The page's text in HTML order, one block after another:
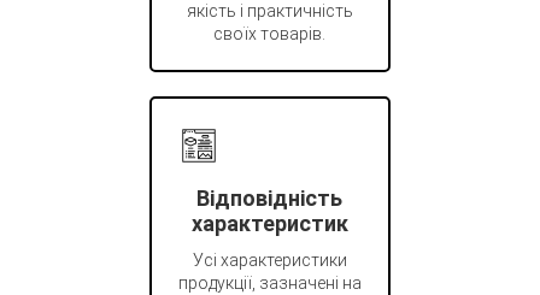
якість і практичність
своїх товарів.
Відповідність
характеристик
Усі характеристики
продукції, зазначені на